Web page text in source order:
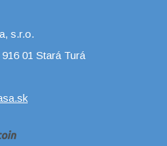
s.r.o.
01 Stará Turá